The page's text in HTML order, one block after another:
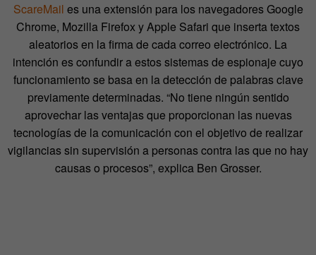
ScareMail es una extensión para los navegadores Google
Chrome, Mozilla Firefox y Apple Safari que inserta textos
aleatorios en la firma de cada correo electrónico. La
intención es confundir a estos sistemas de espionaje cuyo
funcionamiento se basa en la detección de palabras clave
previamente determinadas. “No tiene ningún sentido
aprovechar las ventajas que proporcionan las nuevas
tecnologías de la comunicación con el objetivo de realizar
vigilancias sin supervisión a personas contra las que no hay
causas o procesos”, explica Ben Grosser.